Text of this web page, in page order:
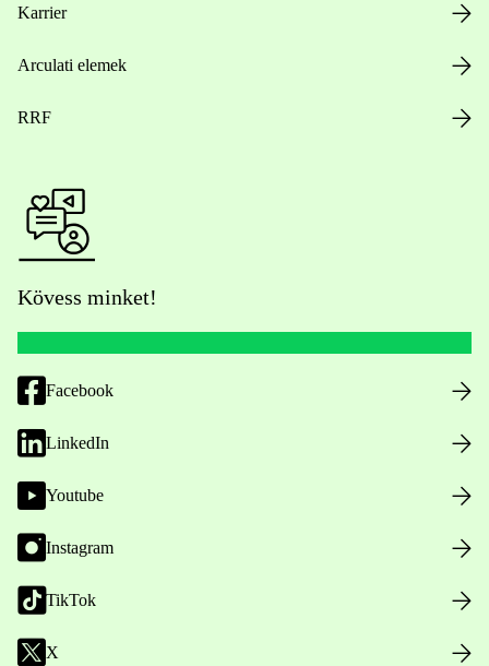
Karrier
Arculati elemek
RRF
Kövess minket!
Facebook
LinkedIn
Youtube
Instagram
TikTok
X